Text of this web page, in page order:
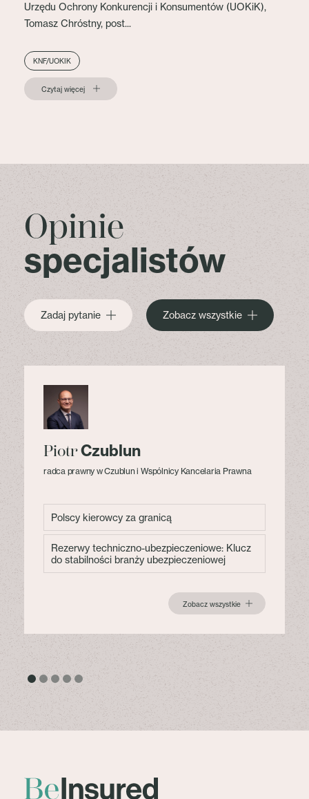
Urzędu Ochrony Konkurencji i Konsumentów (UOKiK),
Tomasz Chróstny, post...
KNF/UOKIK
Czytaj więcej
Opinie
specjalistów
Zadaj pytanie Zobacz wszystkie
PiotrCzublun
radca prawny w Czublun i Wspólnicy Kancelaria Prawna
Polscy kierowcy za granicą
Rezerwy techniczno-ubezpieczeniowe: Klucz
do stabilności branży ubezpieczeniowej
Zobacz wszystkie